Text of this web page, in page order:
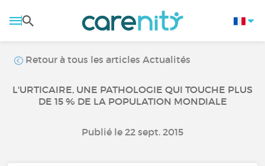
Retour à tous les articles Actualités
L'URTICAIRE, UNE PATHOLOGIE QUI TOUCHE PLUS
DE 15 % DE LA POPULATION MONDIALE
Publié le 22 sept. 2015